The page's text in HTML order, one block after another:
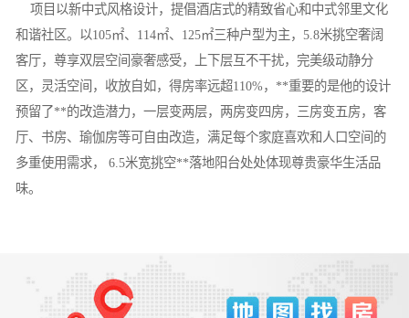
项目以新中式风格设计，提倡酒店式的精致省心和中式邻里文化
和谐社区。以105㎡、114㎡、125㎡三种户型为主，5.8米挑空奢阔
客厅，尊享双层空间豪奢感受，上下层互不干扰，完美级动静分
区，灵活空间，收放自如，得房率远超110%，**重要的是他的设计
预留了**的改造潜力，一层变两层，两房变四房，三房变五房，客
厅、书房、瑜伽房等可自由改造，满足每个家庭喜欢和人口空间的
多重使用需求， 6.5米宽挑空**落地阳台处处体现尊贵豪华生活品
味。